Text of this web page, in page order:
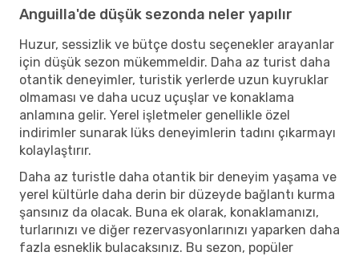
Anguilla'de düşük sezonda neler yapılır
Huzur, sessizlik ve bütçe dostu seçenekler arayanlar
için düşük sezon mükemmeldir. Daha az turist daha
otantik deneyimler, turistik yerlerde uzun kuyruklar
olmaması ve daha ucuz uçuşlar ve konaklama
anlamına gelir. Yerel işletmeler genellikle özel
indirimler sunarak lüks deneyimlerin tadını çıkarmayı
kolaylaştırır.
Daha az turistle daha otantik bir deneyim yaşama ve
yerel kültürle daha derin bir düzeyde bağlantı kurma
şansınız da olacak. Buna ek olarak, konaklamanızı,
turlarınızı ve diğer rezervasyonlarınızı yaparken daha
fazla esneklik bulacaksınız. Bu sezon, popüler